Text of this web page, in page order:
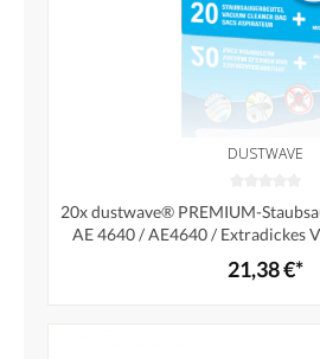
DUSTWAVE
20x dustwave® PREMIUM-
AE 4640 / AE4640 / Extradickes
Germany + 2
21,38 €*